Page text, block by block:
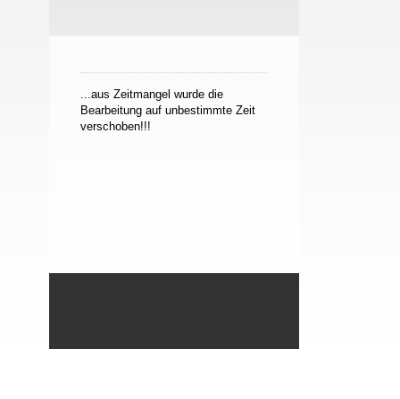
...aus Zeitmangel wurde die
Bearbeitung auf unbestimmte Zeit
verschoben!!!